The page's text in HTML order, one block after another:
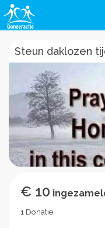
Steun daklozen
€ 10
1 Donatie